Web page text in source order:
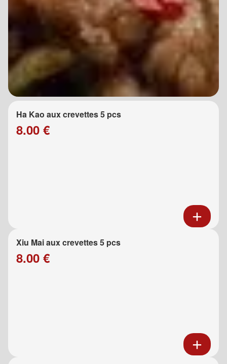
Ha Kao aux crevettes 5 pcs
8.00 €
Xiu Mai aux crevettes 5 pcs
8.00 €